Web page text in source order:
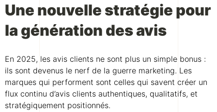
Une nouvelle stratégie pour
la génération des avis
En 2025, les avis clients ne sont plus un simple bonus :
ils sont devenus le nerf de la guerre marketing. Les
marques qui performent sont celles qui savent créer un
flux continu d’avis clients authentiques, qualitatifs, et
stratégiquement positionnés.